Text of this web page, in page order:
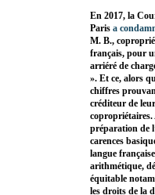
En 2017, la
Paris a
M. B.,
français, pour
arriéré de
». Et ce, alors
chiffres
créditeur de
copropriétaires.
préparation de
carences
langue
arithmétique,
équitable
les droits de la